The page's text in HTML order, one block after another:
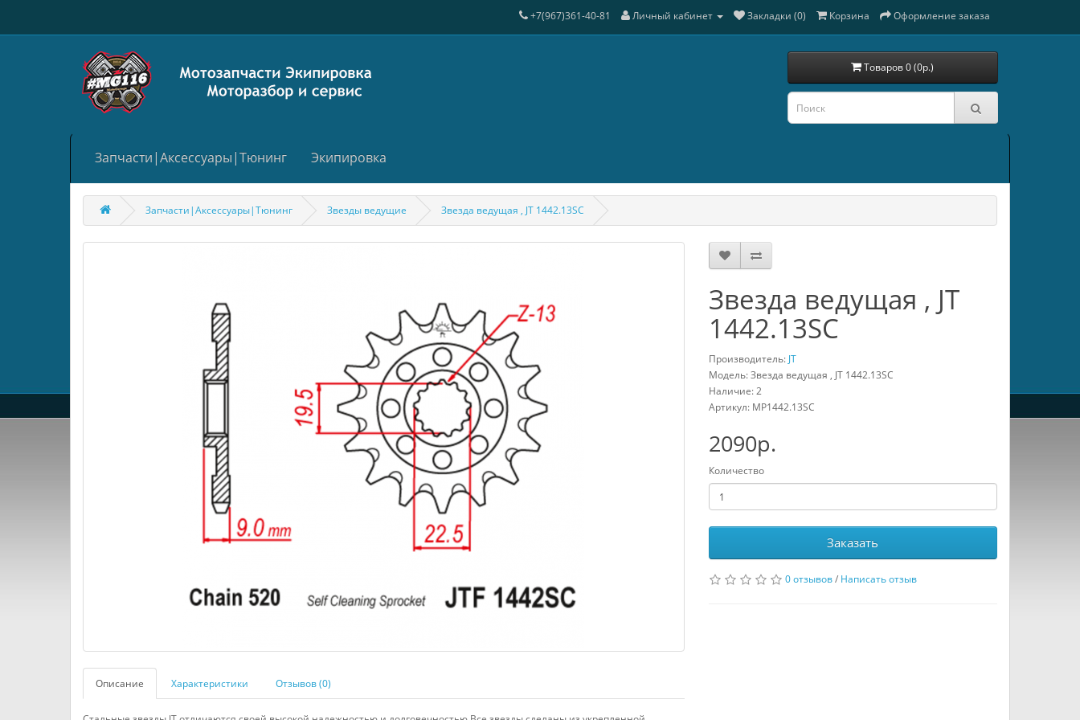
+7(967)361-40-81 Личный кабинет Закладки (0) Корзина Оформление заказа
Товаров 0 (0р.)
Запчасти|Аксессуары|Тюнинг Экипировка
Запчасти|Аксессуары|Тюнинг Звезды ведущие Звезда ведущая , JT 1442.13SC
Описание Характеристики Отзывов (0)
Звезда ведущая , JT
1442.13SC
Производитель: JT
Модель: Звезда ведущая , JT 1442.13SC
Наличие: 2
Артикул: MP1442.13SC
2090р.
Количество
Заказать
0 отзывов/ Написать отзыв